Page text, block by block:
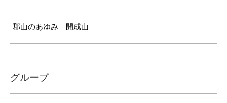
郡山のあゆみ 開成山
グループ